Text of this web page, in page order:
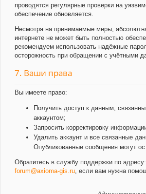
проводятся регулярные проверки на
обеспечение обновляется.
Несмотря на принимаемые меры,
интернете не может быть полностью
рекомендуем использовать надёжные
осторожность при обращении с учётными
7. Ваши права
Вы имеете право:
Получить доступ к данным,
аккаунтом;
Запросить корректировку
Удалить аккаунт и все связанные
Опубликованные сообщения могут
Обратитесь в службу поддержки по адресу:
forum@axioma-gis.ru , если вам нужна